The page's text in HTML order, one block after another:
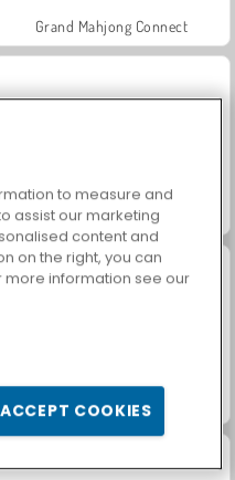
Grand Mahjong Connect
Masha and the Bear: Meadows
Heroes of Myths
to measure and
assist our marketing
content and
on the right, you can
more information see our
ACCEPT COOKIES